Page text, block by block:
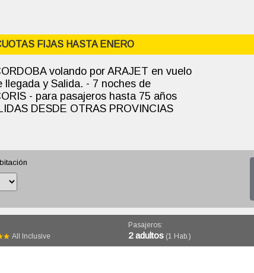
FIJAS HASTA ENERO
volando por ARAJET en vuelo
y Salida. - 7 noches de
- para pasajeros hasta 75 años
DESDE OTRAS PROVINCIAS
All Inclusive
Pasajeros:
2 adultos(1 Hab.)